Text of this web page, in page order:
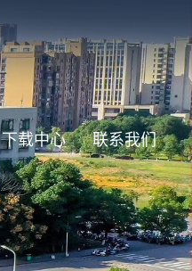
下载中心 联系我们